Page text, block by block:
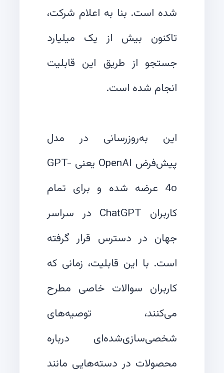
شده است. بنا به اعلام شرکت،
تاکنون بیش از یک میلیارد
جستجو از طریق این قابلیت
این به‌روزرسانی در مدل
پیش‌فرض OpenAI یعنی GPT-
4o عرضه شده و برای تمام
کاربران ChatGPT در سراسر
جهان در دسترس قرار گرفته
است. با این قابلیت، زمانی که
کاربران سوالات خاصی مطرح
می‌کنند، توصیه‌های
شخصی‌سازی‌شده‌ای درباره
محصولات در دسته‌هایی مانند